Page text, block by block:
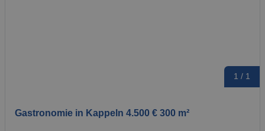
1 / 1
Gastronomie in Kappeln 4.500 € 300 m²